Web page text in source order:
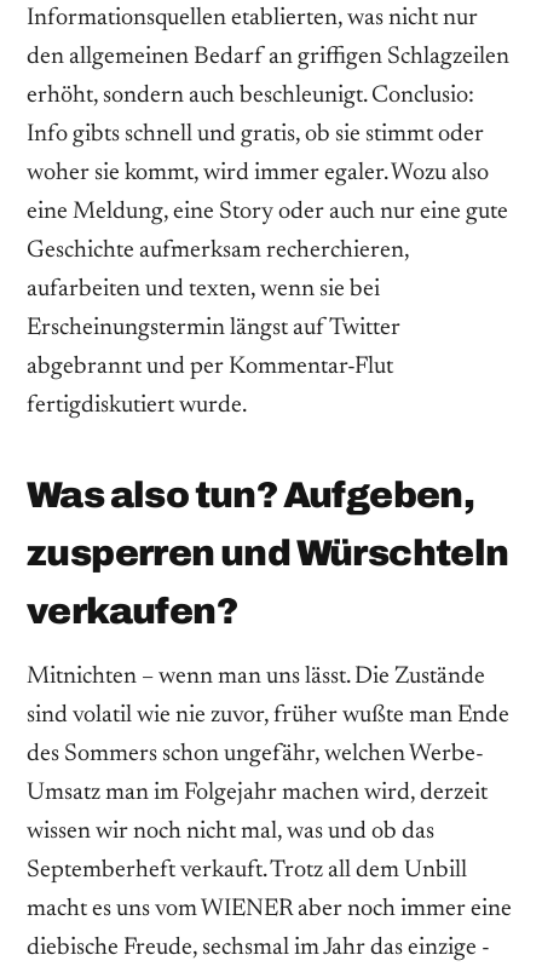
Informationsquellen etablierten, was nicht nur
den allgemeinen Bedarf an griffigen Schlagzeilen
erhöht, sondern auch beschleunigt. Conclusio:
Info gibts schnell und gratis, ob sie stimmt oder
woher sie kommt, wird immer egaler. Wozu also
eine Meldung, eine Story oder auch nur eine gute
Geschichte aufmerksam recherchieren,
aufarbeiten und texten, wenn sie bei
Erscheinungstermin längst auf Twitter
abgebrannt und per Kommentar-Flut
fertigdiskutiert wurde.
Was also tun? Aufgeben,
zusperren und Würschteln
verkaufen?
Mitnichten – wenn man uns lässt. Die Zustände
sind volatil wie nie zuvor, früher wußte man Ende
des Sommers schon ungefähr, welchen Werbe-
Umsatz man im Folgejahr machen wird, derzeit
wissen wir noch nicht mal, was und ob das
Septemberheft verkauft. Trotz all dem Unbill
macht es uns vom WIENER aber noch immer eine
diebische Freude, sechsmal im Jahr das einzige ­